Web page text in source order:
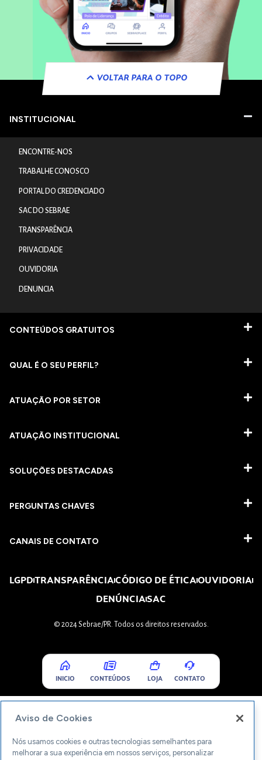
VOLTAR PARA O TOPO
INSTITUCIONAL
ENCONTRE-NOS
TRABALHE CONOSCO
PORTAL DO CREDENCIADO
SAC DO SEBRAE
TRANSPARÊNCIA
PRIVACIDADE
OUVIDORIA
DENUNCIA
CONTEÚDOS GRATUITOS
QUAL É O SEU PERFIL?
ATUAÇÃO POR SETOR
ATUAÇÃO INSTITUCIONAL
SOLUÇÕES DESTACADAS
PERGUNTAS CHAVES​
CANAIS DE CONTATO
LGPDTRANSPARÊNCIACÓDIGO DE ÉTICAOUVIDORIA
DENÚNCIASAC
© 2024 Sebrae/PR. Todos os direitos reservados.
INICIO CONTEÚDOS LOJA CONTATO
Aviso de Cookies
Nós usamos cookies e outras tecnologias semelhantes para
melhorar a sua experiência em nossos serviços, personalizar